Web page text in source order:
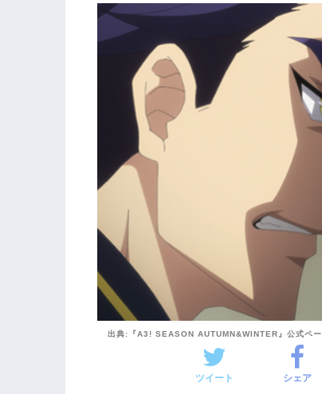
出典:『A3! SEASON AUTUMN&WINTER』公式ペ
ツイート シェア